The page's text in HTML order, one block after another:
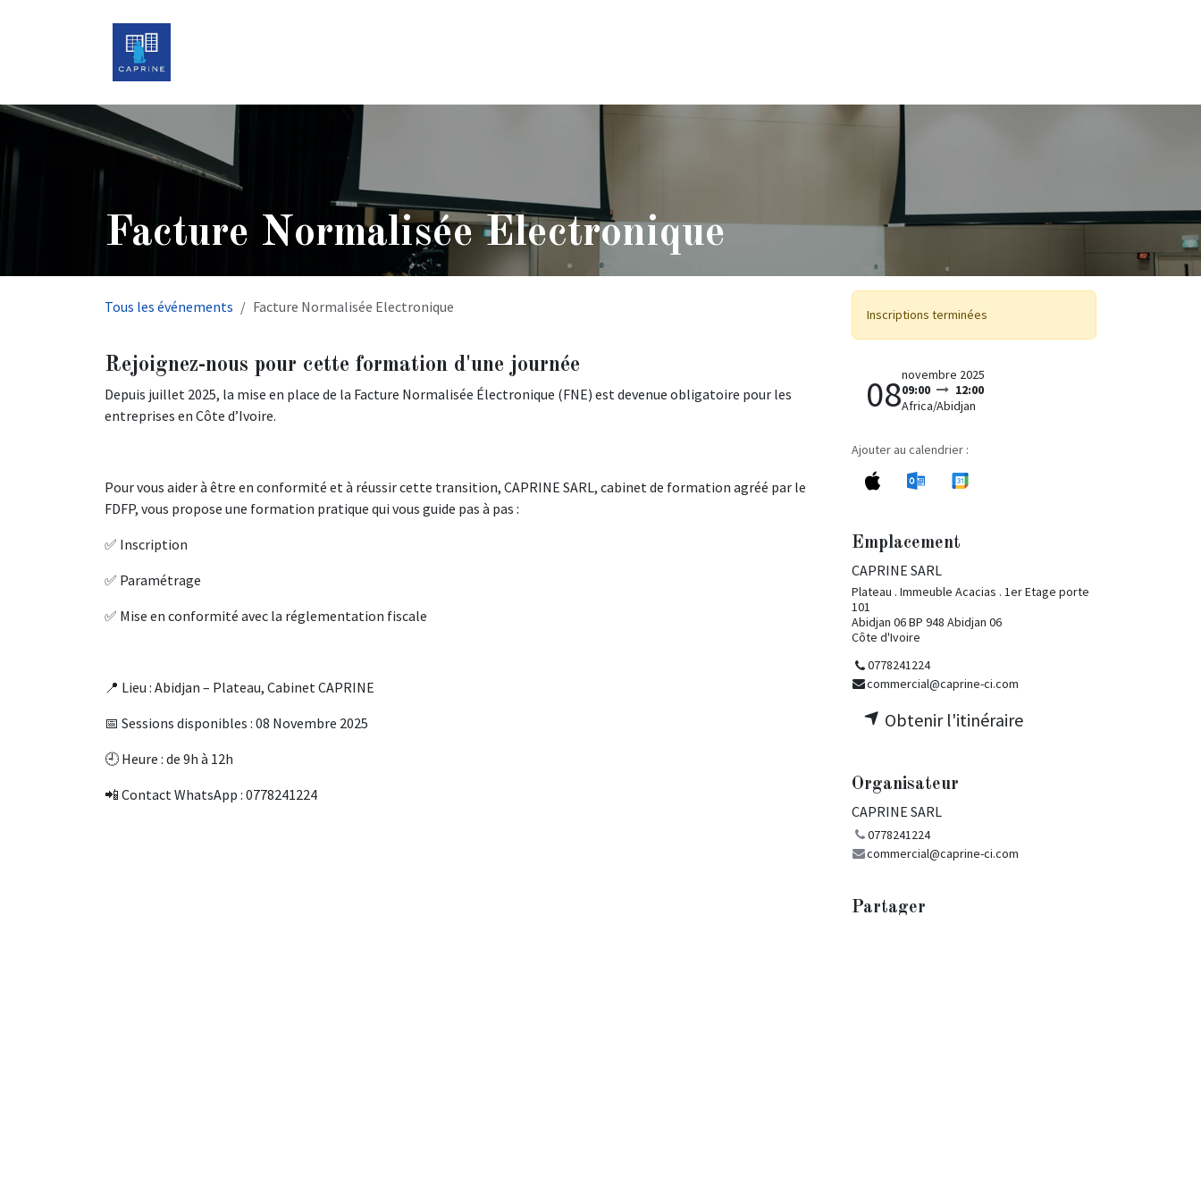
Facture Normalisée Electronique
Tous les événements Facture Normalisée Electronique
Rejoignez-nous pour cette formation d'une journée
Depuis juillet 2025, la mise en place de la Facture Normalisée Électronique (FNE) est devenue obligatoire pour les
entreprises en Côte d’Ivoire.
Pour vous aider à être en conformité et à réussir cette transition, CAPRINE SARL, cabinet de formation agréé par le
FDFP, vous propose une formation pratique qui vous guide pas à pas :
✅ Inscription
✅ Paramétrage
✅ Mise en conformité avec la réglementation fiscale
📍 Lieu : Abidjan – Plateau, Cabinet CAPRINE
📅 Sessions disponibles : 08 Novembre 2025
🕘 Heure : de 9h à 12h
📲 Contact WhatsApp : 0778241224
Inscriptions terminées
08novembre 2025
09:00
12:00
Africa/Abidjan
Ajouter au calendrier :
Emplacement
CAPRINE SARL
Plateau . Immeuble Acacias . 1er Etage porte
101
Abidjan 06 BP 948 Abidjan 06
Côte d'Ivoire
0778241224
commercial@caprine-ci.com
Obtenir l'itinéraire
Organisateur
CAPRINE SARL
0778241224
commercial@caprine-ci.com
Partager